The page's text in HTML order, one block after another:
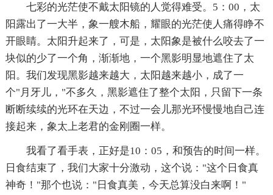
七彩的光茫使不戴太阳镜的人觉得难受。5：00，太
阳露出了一大半，象一艘木船，耀眼的光茫使人痛得睁不
开眼睛。太阳升起来了，可是，太阳象是被什么咬去了一
块似的少了一个角，渐渐地，一个黑影明显地遮住了太
阳。我们发现黑影越来越大，太阳越来越小，成了一
个"月牙儿，"不多久，黑影遮住了整个太阳，只留下一条
断断续续的光环在天边，不过一会儿那光环慢慢地自己连
接起来，象太上老君的金刚圈一样。
我看了看手表，正好是10：05，和预告的时间一样。
日食结束了，我们大家十分激动，这个说："这个日食真
神奇！"那个也说："日食真美，今天总算没白来啊！"